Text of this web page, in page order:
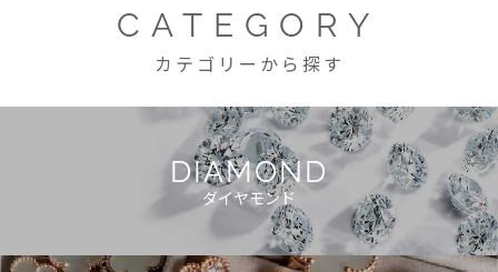
CATEGORY
カテゴリーから探す
DIAMOND
ダイヤモンド